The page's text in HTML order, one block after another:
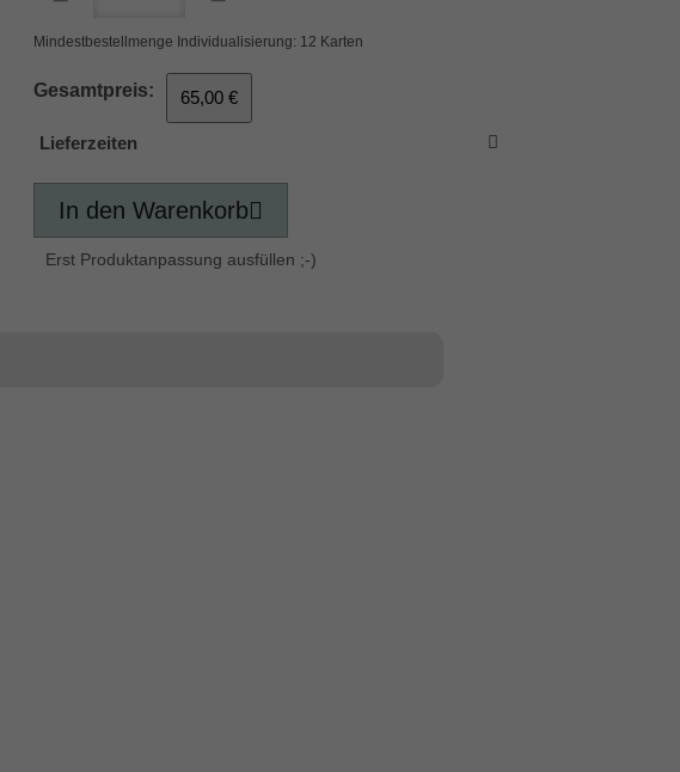
Mindestbestellmenge Individualisierung: 12 Karten
Gesamtpreis: 65,00 €
Lieferzeiten
In den Warenkorb
Erst Produktanpassung ausfüllen ;-)